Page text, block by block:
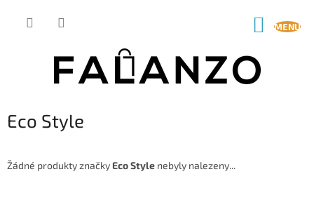
Eco Style
Žádné produkty značky Eco Style nebyly nalezeny...